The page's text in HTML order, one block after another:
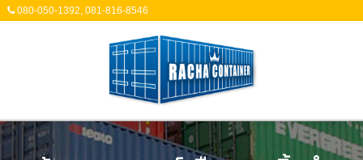
080-050-1392, 081-816-8546